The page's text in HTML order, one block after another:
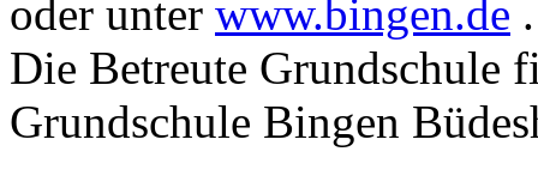
oder unter www.bingen.de .
Die Betreute Grundschule
Grundschule Bingen